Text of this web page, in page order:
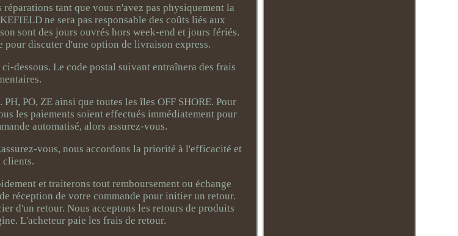
tant que vous n'avez pas physiquement la
ne sera pas responsable des coûts liés aux
sont des jours ouvrés hors week-end et jours fériés.
pour discuter d'une option de livraison express.
dessous. Le code postal suivant entraînera des frais
PO, ZE ainsi que toutes les îles OFF SHORE. Pour
les paiements soient effectués immédiatement pour
automatisé, alors assurez-vous.
vous, nous accordons la priorité à l'efficacité et
clients.
et traiterons tout remboursement ou échange
réception de votre commande pour initier un retour.
d'un retour. Nous acceptons les retours de produits
L'acheteur paie les frais de retour.